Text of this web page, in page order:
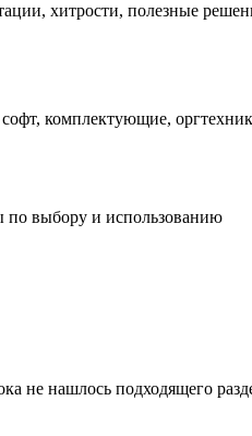
хитрости, полезные
комплектующие,
выбору и использованию
не нашлось подходящего